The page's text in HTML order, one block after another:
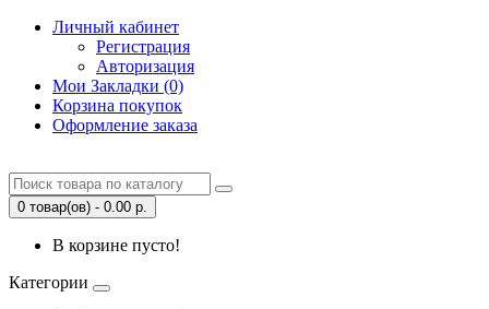
Личный кабинет
Регистрация
Авторизация
Мои Закладки (0)
Корзина покупок
Оформление заказа
0 товар(ов) - 0.00 р.
В корзине пусто!
Категории